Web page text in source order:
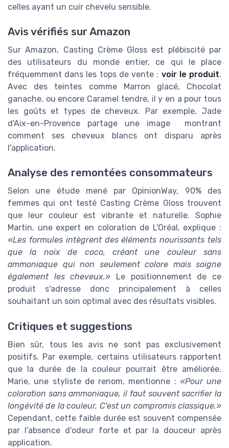
celles ayant un cuir chevelu sensible.
Avis vérifiés sur Amazon
Sur Amazon, Casting Crème Gloss est plébiscité par
des utilisateurs du monde entier, ce qui le place
fréquemment dans les tops de vente : voir le produit.
Avec des teintes comme Marron glacé, Chocolat
ganache, ou encore Caramel tendre, il y en a pour tous
les goûts et types de cheveux. Par exemple, Jade
d'Aix-en-Provence partage une image
montrant
comment ses cheveux blancs ont disparu après
l'application.
Analyse des remontées consommateurs
Selon une étude mené par OpinionWay, 90% des
femmes qui ont testé Casting Crème Gloss trouvent
que leur couleur est vibrante et naturelle. Sophie
Martin, une expert en coloration de L'Oréal, explique :
Les formules intègrent des éléments nourissants tels
que la noix de coco, créant une couleur sans
ammoniaque qui non seulement colore mais soigne
également les cheveux.
Le positionnement de ce
produit s'adresse donc principalement à celles
souhaitant un soin optimal avec des résultats visibles.
Critiques et suggestions
Bien sûr, tous les avis ne sont pas exclusivement
positifs. Par exemple, certains utilisateurs rapportent
que la durée de la couleur pourrait être améliorée.
Marie, une styliste de renom, mentionne :
Pour une
coloration sans ammoniaque, il faut souvent sacrifier la
longévité de la couleur. C'est un compromis classique.
Cependant, cette faible durée est souvent compensée
par l’absence d'odeur forte et par la douceur après
application.